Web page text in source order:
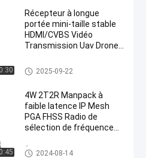
Récepteur à longue
portée mini-taille stable
HDMI/CVBS Vidéo
Transmission Uav Drone
AES
liaison de transmission de do
nnées de bourdon
2025-09-22
4W 2T2R Manpack à
faible latence IP Mesh
PGA FHSS Radio de
sélection de fréquence
Équipement de communicatio
2024-08-14